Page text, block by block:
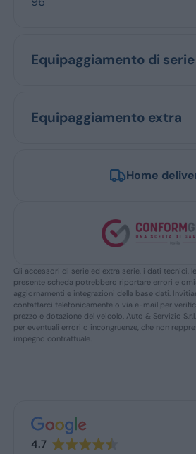
Equipaggiamento di serie
Equipaggiamento extra
Home
Gli accessori di serie ed extra serie, i dati tecnici,
presente scheda potrebbero riportare errori e
aggiornamenti e integrazioni della base dati.
contattarci telefonicamente o via e-mail per
prezzo e dotazione del veicolo. Auto & Servizio
per eventuali errori o incongruenze, che non
impegno contrattuale.
4.7